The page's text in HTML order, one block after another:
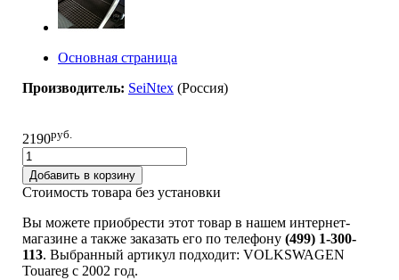
Основная страница
Производитель: SeiNtex (Pоссия)
2190руб.
Добавить в корзину
Стоимость товара без установки
Вы можете приобрести этот товар в нашем интернет-
магазине а также заказать его по телефону (499) 1-300-
113. Выбранный артикул подходит: VOLKSWAGEN
Touareg c 2002 год.